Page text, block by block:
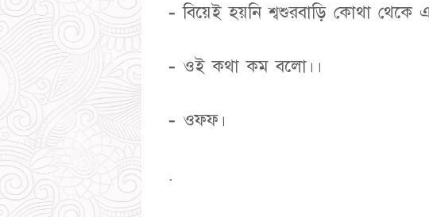
- বিয়েই হয়নি শ্বশুরবাড়ি কোথা থেকে
- ওই কথা কম বলো।।
- ওফফ।
.